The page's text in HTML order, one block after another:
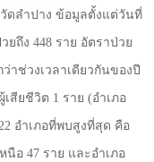
ดลำปาง ข้อมูลตั้งแต่วันที่
ยถึง 448 ราย อัตราป่วย
าช่วงเวลาเดียวกันของปี
สียชีวิต 1 ราย (อำเภอ
อำเภอที่พบสูงที่สุด คือ
นือ 47 ราย และอำเภอ